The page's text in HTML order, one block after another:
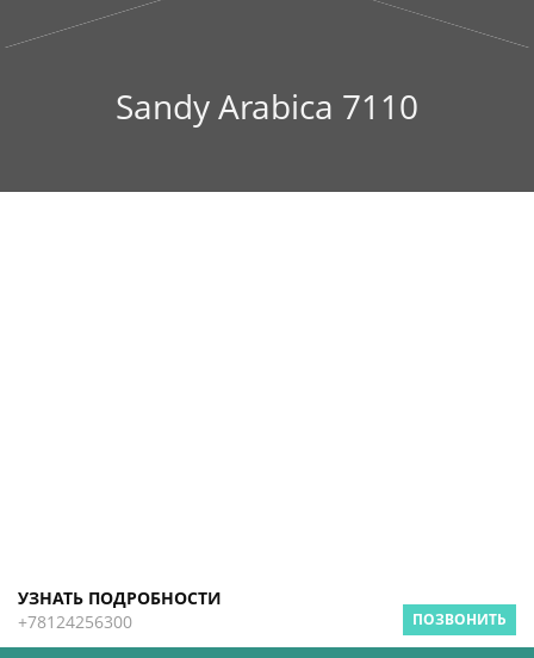
Sandy Arabica 7110
УЗНАТЬ ПОДРОБНОСТИ
+78124256300
ПОЗВОНИТЬ